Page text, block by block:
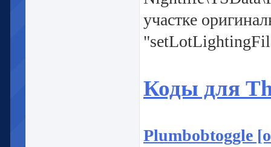
участке
Коды для
Plumbobtoggle